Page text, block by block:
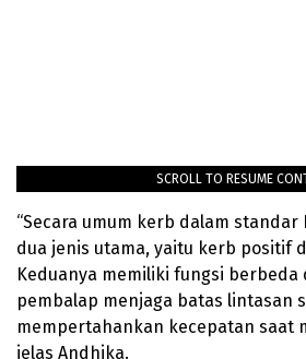
SCROLL TO RESUME
“Secara umum kerb dalam
dua jenis utama, yaitu kerb positif
Keduanya memiliki fungsi berbeda
pembalap menjaga batas lintasan
mempertahankan kecepatan saat
jelas Andhika.